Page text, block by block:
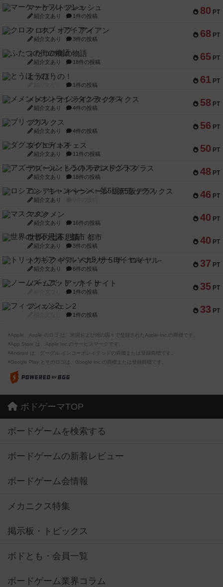
80 PT
マーケットフレッシュ
紹介文あり 1件の投稿
68 PT
クロス・オブ・アイアン
紹介文あり 3件の投稿
65 PT
ふたつの街の物語
紹介文あり 18件の投稿
61 PT
とうほうの！
1件の投稿
58 PT
メメントオンラインタクティクス
紹介文あり 4件の投稿
56 PT
ブリックス
紹介文あり 4件の投稿
50 PT
ダグエイトチェス
紹介文あり 11件の投稿
48 PT
アズール：シントラのステンドグラス
紹介文あり 18件の投稿
46 PT
ロシアン・キャンペーン：第5版デラックス
紹介文あり
40 PT
マスクメン
紹介文あり 16件の投稿
40 PT
世界の七不思議：都市
紹介文あり 3件の投稿
37 PT
トリックギア - ペルソナ5 ザ・ロイヤル-
紹介文あり 6件の投稿
35 PT
ノームズ・アット・ナイト
1件の投稿
33 PT
フィッシェン2
1件の投稿
※Apple、Apple のロゴ は、米国および他の国々で登録されたApple Inc.の商標です。
※App Store は、Apple Inc.のサービスマークです。
※Android は、グーグル インコーポレイテッドの商標または登録商標です。
※Google Play とそのロゴは、Google Inc.の商標または登録商標です。
ボドゲーマTOP
ボードゲームを検索する
ボードゲームの新着レビュー
ボードゲーム会情報
メカニクス特集
掲示板・トピックス
ボドとも・会員一覧
ボードゲーム業界コラム